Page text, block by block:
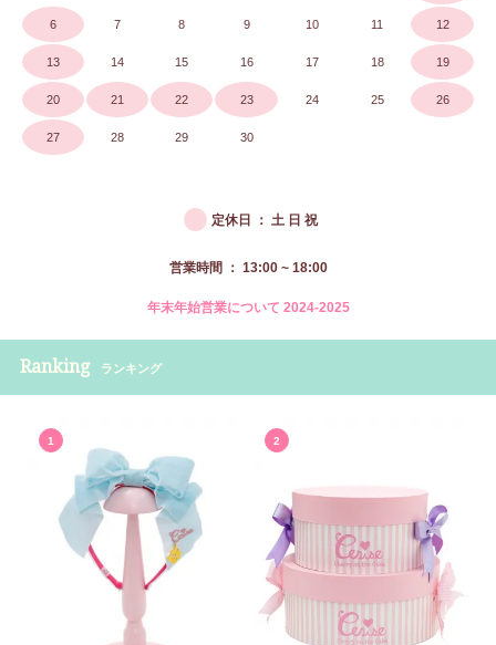
6 7 8 9 10 11 12
13 14 15 16 17 18 19
20 21 22 23 24 25 26
27 28 29 30
● 定休日 ： 土 日 祝
営業時間 ： 13:00 ~ 18:00
年末年始営業について 2024-2025
Ranking ランキング
1 2